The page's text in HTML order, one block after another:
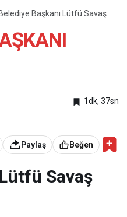
Başkanı Lütfü Savaş
1dk, 37sn
Paylaş Beğen
Savaş